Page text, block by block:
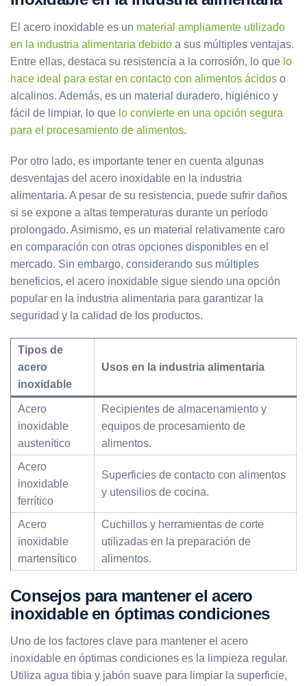
El acero inoxidable es un material ampliamente utilizado
en la industria alimentaria debido a sus múltiples ventajas.
Entre ellas, destaca su resistencia a la corrosión, lo que lo
hace ideal para estar en contacto con alimentos ácidos o
alcalinos. Además, es un material duradero, higiénico y
fácil de limpiar, lo que lo convierte en una opción segura
para el procesamiento de alimentos.
Por otro lado, es importante tener en cuenta algunas
desventajas del acero inoxidable en la industria
alimentaria. A pesar de su resistencia, puede sufrir daños
si se expone a altas temperaturas durante un período
prolongado. Asimismo, es un material relativamente caro
en comparación con otras opciones disponibles en el
mercado. Sin embargo, considerando sus múltiples
beneficios, el acero inoxidable sigue siendo una opción
popular en la industria alimentaria para garantizar la
seguridad y la calidad de los productos.
Tipos de
acero
inoxidable
Usos en la industria alimentaria
Acero
inoxidable
austenítico
Recipientes de almacenamiento y
equipos de procesamiento de
alimentos.
Acero
inoxidable
ferrítico
Superficies de contacto con alimentos
y utensilios de cocina.
Acero
inoxidable
martensítico
Cuchillos y herramientas de corte
utilizadas en la preparación de
alimentos.
Consejos para mantener el acero
inoxidable en óptimas condiciones
Uno de los factores clave para mantener el acero
inoxidable en óptimas condiciones es la limpieza regular.
Utiliza agua tibia y jabón suave para limpiar la superficie,